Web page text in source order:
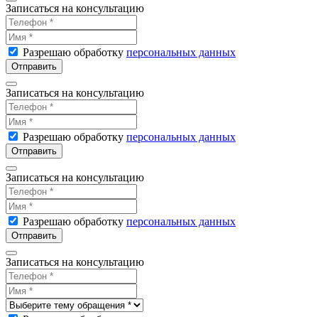
Записаться на консультацию
Разрешаю обработку персональных данных
Отправить
Записаться на консультацию
Разрешаю обработку персональных данных
Отправить
Записаться на консультацию
Разрешаю обработку персональных данных
Отправить
Записаться на консультацию